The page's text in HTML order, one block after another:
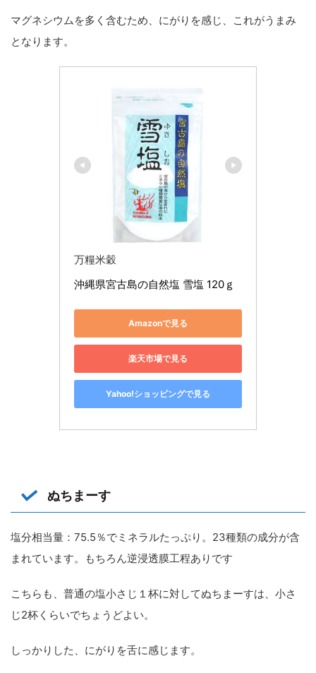
マグネシウムを多く含むため、にがりを感じ、これがうまみ
となります。
万糧米穀
沖縄県宮古島の自然塩 雪塩 120ｇ
Amazonで見る
楽天市場で見る
Yahoo!ショッピングで見る
ぬちまーす
塩分相当量：75.5％でミネラルたっぷり。23種類の成分が含
まれています。もちろん逆浸透膜工程ありです
こちらも、普通の塩小さじ１杯に対してぬちまーすは、小さ
じ2杯くらいでちょうどよい。
しっかりした、にがりを舌に感じます。